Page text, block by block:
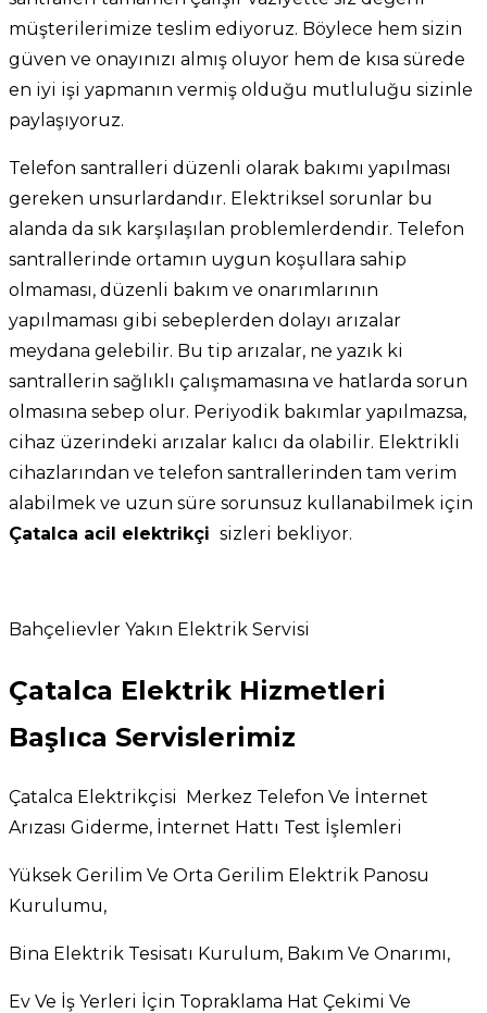
müşterilerimize teslim ediyoruz. Böylece hem sizin
güven ve onayınızı almış oluyor hem de kısa sürede
en iyi işi yapmanın vermiş olduğu mutluluğu sizinle
paylaşıyoruz.
Telefon santralleri düzenli olarak bakımı yapılması
gereken unsurlardandır. Elektriksel sorunlar bu
alanda da sık karşılaşılan problemlerdendir. Telefon
santrallerinde ortamın uygun koşullara sahip
olmaması, düzenli bakım ve onarımlarının
yapılmaması gibi sebeplerden dolayı arızalar
meydana gelebilir. Bu tip arızalar, ne yazık ki
santrallerin sağlıklı çalışmamasına ve hatlarda sorun
olmasına sebep olur. Periyodik bakımlar yapılmazsa,
cihaz üzerindeki arızalar kalıcı da olabilir. Elektrikli
cihazlarından ve telefon santrallerinden tam verim
alabilmek ve uzun süre sorunsuz kullanabilmek için
Çatalca acil elektrikçi sizleri bekliyor.
Bahçelievler Yakın Elektrik Servisi
Çatalca Elektrik Hizmetleri
Başlıca Servislerimiz
Çatalca Elektrikçisi Merkez Telefon Ve İnternet
Arızası Giderme, İnternet Hattı Test İşlemleri
Yüksek Gerilim Ve Orta Gerilim Elektrik Panosu
Kurulumu,
Bina Elektrik Tesisatı Kurulum, Bakım Ve Onarımı,
Ev Ve İş Yerleri İçin Topraklama Hat Çekimi Ve